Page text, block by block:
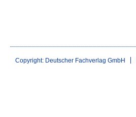
Copyright: Deutscher Fachverlag GmbH